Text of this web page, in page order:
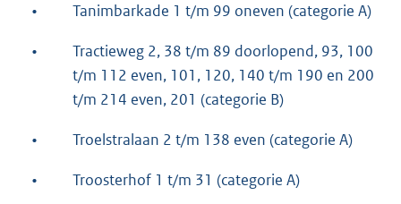
• Tanimbarkade 1 t/m 99 oneven (categorie A)
•
Tractieweg 2, 38 t/m 89 doorlopend, 93, 100
t/m 112 even, 101, 120, 140 t/m 190 en 200
t/m 214 even, 201 (categorie B)
• Troelstralaan 2 t/m 138 even (categorie A)
• Troosterhof 1 t/m 31 (categorie A)